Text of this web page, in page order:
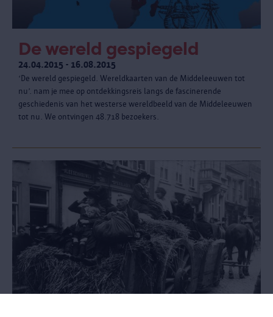
De wereld gespiegeld
24.04.2015 - 16.08.2015
‘De wereld gespiegeld. Wereldkaarten van de Middeleeuwen tot
nu’. nam je mee op ontdekkingsreis langs de fascinerende
geschiedenis van het westerse wereldbeeld van de Middeleeuwen
tot nu. We ontvingen 48.718 bezoekers.